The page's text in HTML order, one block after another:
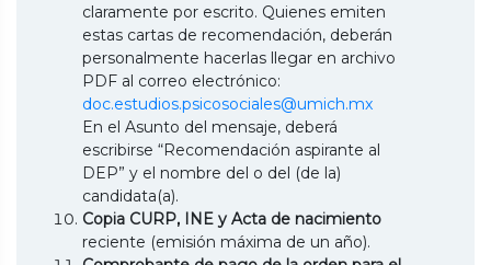
claramente por escrito. Quienes emiten
estas cartas de recomendación, deberán
personalmente hacerlas llegar en archivo
PDF al correo electrónico:
doc.estudios.psicosociales@umich.mx
En el Asunto del mensaje, deberá
escribirse “Recomendación aspirante al
DEP” y el nombre del o del (de la)
candidata(a).
Copia CURP, INE y Acta de nacimiento
reciente (emisión máxima de un año).